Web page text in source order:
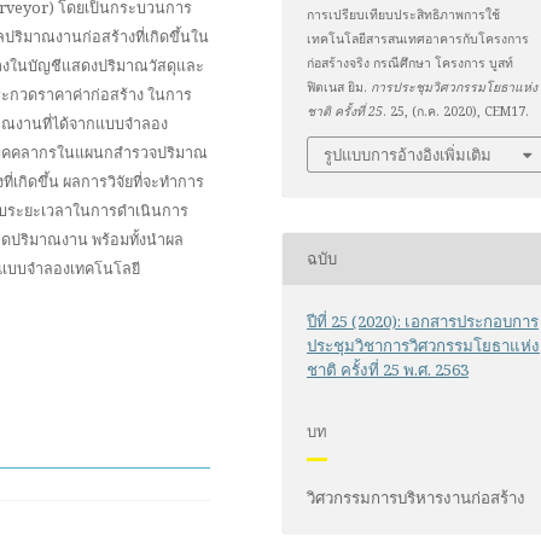
โดยเป็นกระบวนการ
ริมาณงานก่อสร้างที่เกิดขึ้นใน
งในบัญชีแสดงปริมาณวัสดุและ
วดราคาค่าก่อสร้าง ในการ
งานที่ได้จากแบบจำลอง
คลากรในแผนกสำรวจปริมาณ
เกิดขึ้น ผลการวิจัยที่จะทำการ
ะยะเวลาในการดำเนินการ
ปริมาณงาน พร้อมทั้งนำผล
บจำลองเทคโนโลยี
การเปรียบเทียบประสิทธิภาพการใช้
เทคโนโลยีสารสนเทศอาคารกับโครงการ
ก่อสร้างจริง กรณีศึกษา โครงการ บูสท์
ฟิตเนส ยิม. การประชุมวิศวกรรมโยธาแห่ง
ชาติ ครั้งที่ 25. 25, (ก.ค. 2020), CEM17.
รูปแบบการอ้างอิงเพิ่มเติม
ฉบับ
ปีที่ 25 (2020): เอกสารประกอบการ
ประชุมวิชาการวิศวกรรมโยธาแห่ง
ชาติ ครั้งที่ 25 พ.ศ. 2563
บท
วิศวกรรมการบริหารงานก่อสร้าง